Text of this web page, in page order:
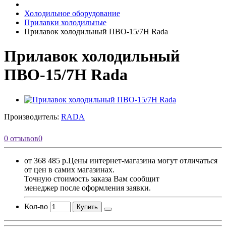
Холодильное оборудование
Прилавки холодильные
Прилавок холодильный ПВО-15/7Н Rada
Прилавок холодильный
ПВО-15/7Н Rada
Производитель: RADA
0 отзывов0
от 368 485 р.Цены интернет-магазина могут отличаться
от цен в самих магазинах.
Точную стоимость заказа Вам сообщит
менеджер после оформления заявки.
Кол-во Купить